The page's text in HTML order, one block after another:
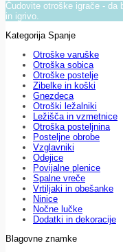
Čudovite otroške igrače - da
in igrivo.
Kategorija Spanje
Otroške varuške
Otroška sobica
Otroške postelje
Zibelke in koški
Gnezdeca
Otroški ležalniki
Ležišča in vzmetnice
Otroška posteljnina
Posteljne obrobe
Vzglavniki
Odejice
Povijalne plenice
Spalne vreče
Vrtiljaki in obešanke
Ninice
Nočne lučke
Dodatki in dekoracije
Blagovne znamke